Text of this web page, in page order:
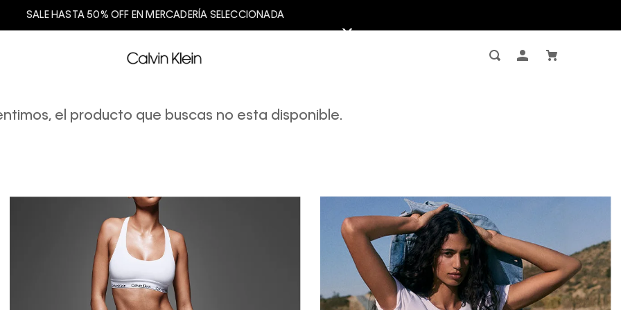
SALE HASTA 50% OFF EN MERCADERÍA SELECCIONADA
el producto que buscas no esta disponible.